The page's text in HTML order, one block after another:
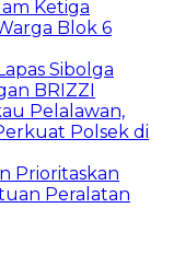
Ketiga
Blok 6
Sibolga
BRIZZI
Pelalawan,
Polsek di
Prioritaskan
Peralatan